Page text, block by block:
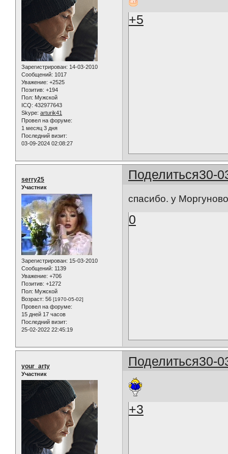
Зарегистрирован: 14-03-2010
Сообщений: 1017
Уважение: +2525
Позитив: +194
Пол: Мужской
ICQ: 432977643
Skype: arturik41
Провел на форуме:
1 месяц 3 дня
Последний визит:
03-09-2024 02:08:27
+5
Поделиться30-
serry25
Участник
Зарегистрирован: 15-03-2010
Сообщений: 1139
Уважение: +706
Позитив: +1272
Пол: Мужской
Возраст: 56 [1970-05-02]
Провел на форуме:
15 дней 17 часов
Последний визит:
25-02-2022 22:45:19
спасибо. у
0
Поделиться30-
your_arty
Участник
+3